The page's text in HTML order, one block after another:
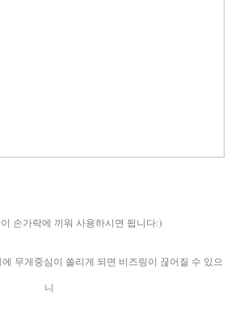
손가락에 끼워 사용하시면 됩니다:)
무게중심이 쏠리게 되면 비즈링이 끊어질 수 있으
니